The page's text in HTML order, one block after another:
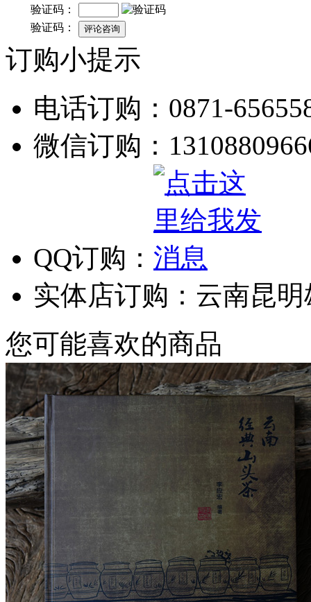
验证码：
验证码：
订购小提示
电话订购：0871-
微信订购：
QQ订购：
实体店订购：云南昆
您可能喜欢的商品